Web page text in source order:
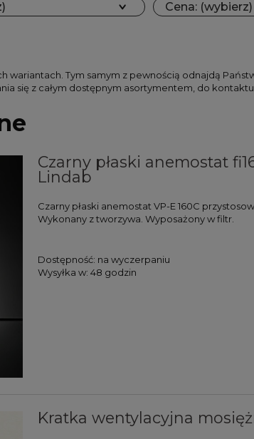
Cena: (wybierz)
wariantach. Tym samym z pewnością odnajdą
się z całym dostępnym asortymentem, do
Czarny płaski anemostat
Lindab
Czarny płaski anemostat VP-E 160C
Wykonany z tworzywa. Wyposażony w filtr.
Dostępność: na wyczerpaniu
Wysyłka w: 48 godzin
Kratka wentylacyjna